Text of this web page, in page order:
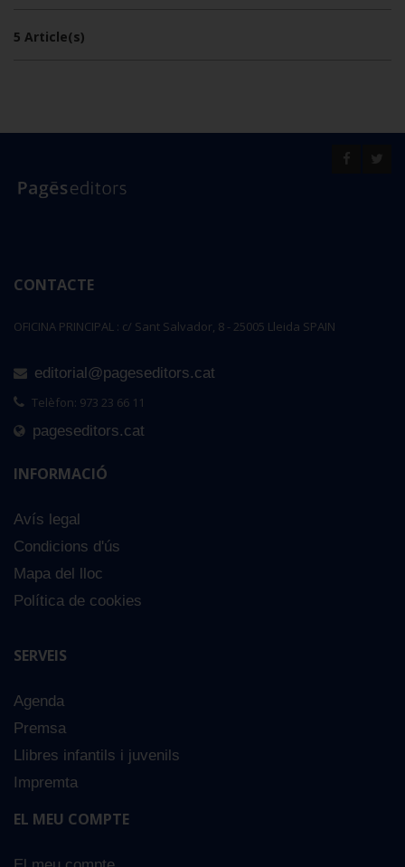
5 Article(s)
CONTACTE
OFICINA PRINCIPAL : c/ Sant Salvador, 8 - 25005 Lleida SPAIN
editorial@pageseditors.cat
Telèfon: 973 23 66 11
pageseditors.cat
INFORMACIÓ
Avís legal
Condicions d'ús
Mapa del lloc
Política de cookies
SERVEIS
Agenda
Premsa
Llibres infantils i juvenils
Impremta
EL MEU COMPTE